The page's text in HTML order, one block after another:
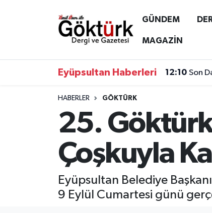
GÜNDEM
MAGAZİN
Eyüpsultan Haberleri 12:10 Son
HABERLER GÖKTÜRK
25. Göktürk
Çoşkuyla
Eyüpsultan Belediye
9 Eylül Cumartesi günü
Anne Çocuk
EKONOMİ
GÖKTÜRK
Eyüpsultan Hava Durumu
Tüm Manşetler
Son Dakika Haberleri
Haber Arşivi